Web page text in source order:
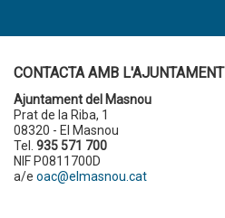
CONTACTA AMB L'AJUNTAMENT
Ajuntament del Masnou
Prat de la Riba, 1
08320 - El Masnou
Tel. 935 571 700
NIF P0811700D
a/e oac@elmasnou.cat